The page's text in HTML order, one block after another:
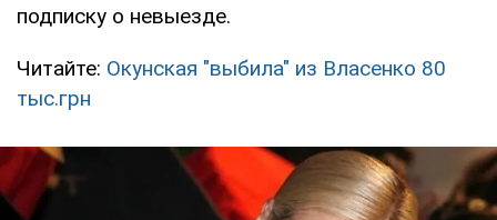
подписку о невыезде.
Читайте: Окунская "выбила" из Власенко 80
тыс.грн